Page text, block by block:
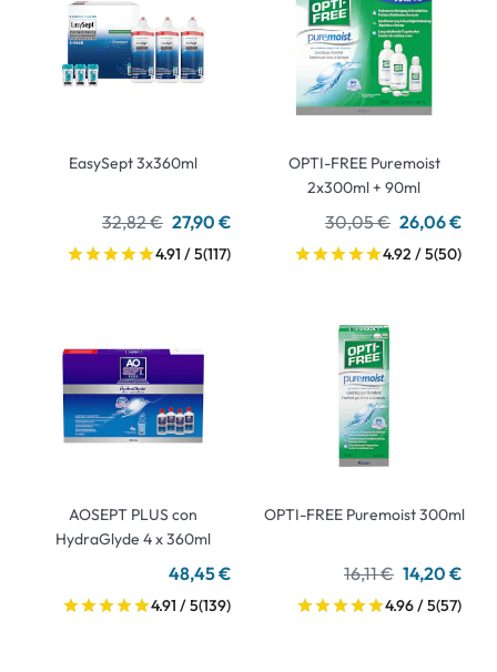
EasySept 3x360ml
32,82 € 27,90 €
4.91 / 5(117)
OPTI-FREE Puremoist
2x300ml + 90ml
30,05 € 26,06 €
4.92 / 5(50)
AOSEPT PLUS con
HydraGlyde 4 x 360ml
48,45 €
4.91 / 5(139)
OPTI-FREE Puremoist 300ml
16,11 € 14,20 €
4.96 / 5(57)